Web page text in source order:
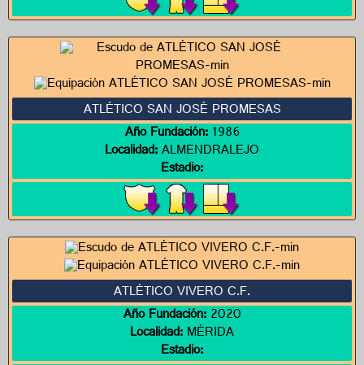
ATLÉTICO SAN JOSÉ PROMESAS
Año Fundación:1986
Localidad:ALMENDRALEJO
Estadio:
ATLÉTICO VIVERO C.F.
Año Fundación:2020
Localidad:MÉRIDA
Estadio: